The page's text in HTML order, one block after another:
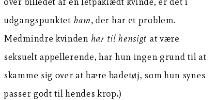
udgangspunktet ham, der har et problem.
Medmindre kvinden har til hensigt at være
seksuelt appellerende, har hun ingen grund til at
skamme sig over at bære badetøj, som hun synes
passer godt til hendes krop.)